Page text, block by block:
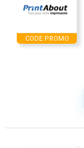
CODE PROMO